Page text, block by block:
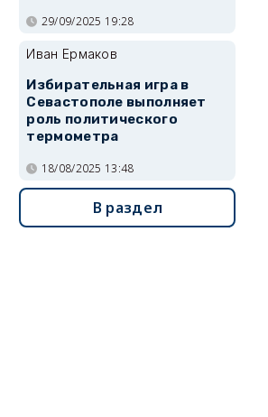
29/09/2025 19:28
Иван Ермаков
Избирательная игра в
Севастополе выполняет
роль политического
термометра
18/08/2025 13:48
В раздел